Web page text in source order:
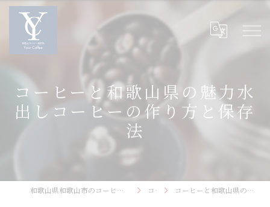
コーヒーと和歌山県の魅力水
出しコーヒーの作り方と保存
法
和歌山県和歌山市のコーヒーなら和歌山コーヒー焙煎所〜Your Coffee〜 コラム コーヒーと和歌山県の魅力水出しコーヒーの作り方と保存法